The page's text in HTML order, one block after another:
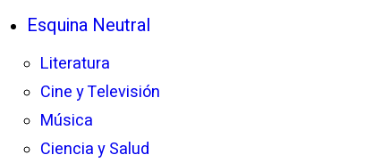
Esquina Neutral
Literatura
Cine y Televisión
Música
Ciencia y Salud